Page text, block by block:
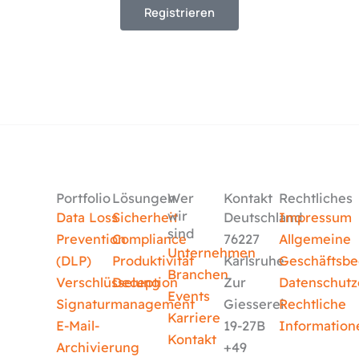
Registrieren
Portfolio
Data Loss
Prevention
(DLP)
Verschlüsselung
Signaturmanagement
E-Mail-
Archivierung
Lösungen
Sicherheit
Compliance
Produktivität
Deception
Wer
wir
sind
Unternehmen
Branchen
Events
Karriere
Kontakt
Kontakt
Deutschland
76227
Karlsruhe
Zur
Giesserei
19-27B
+49
Rechtliches
Impressum
Allgemeine
Rechtliche